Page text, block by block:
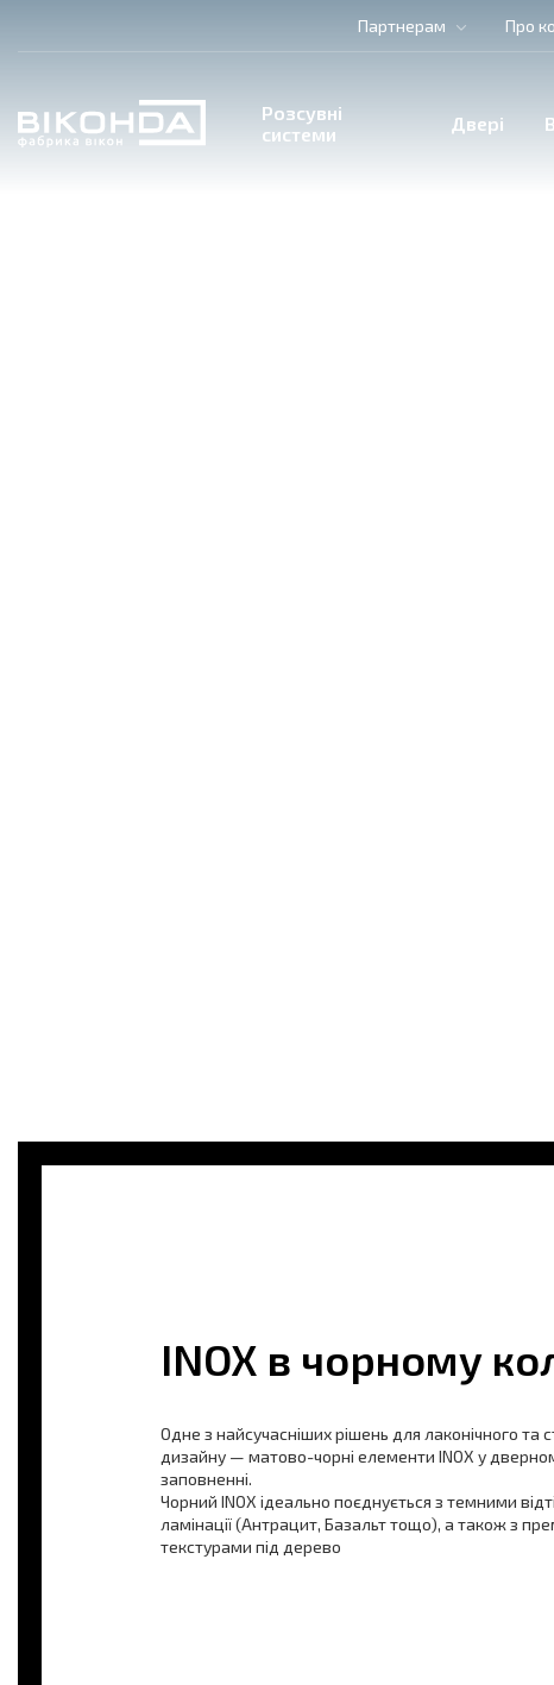
Партнерам Про
Розсувні
системи
Двері
INOX в чорному
Одне з найсучасніших рішень для лаконічного та
дизайну — матово-чорні елементи INOX у
заповненні.
Чорний INOX ідеально поєднується з темними
ламінації (Антрацит, Базальт тощо), а також з
текстурами під дерево